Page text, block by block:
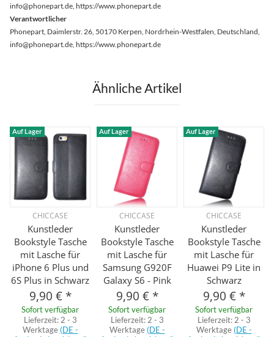
info@phonepart.de, https://www.phonepart.de
Verantwortlicher
Phonepart, Daimlerstr. 26, 50170 Kerpen, Nordrhein-Westfalen, Deutschland,
info@phonepart.de, https://www.phonepart.de
Ähnliche Artikel
Auf Lager
CHICCASE
Kunstleder
Bookstyle Tasche
mit Lasche für
iPhone 6 Plus und
6S Plus in Schwarz
9,90 € *
Sofort verfügbar
Lieferzeit: 2 - 3
Werktage (DE -
Auf Lager
CHICCASE
Kunstleder
Bookstyle Tasche
mit Lasche für
Samsung G920F
Galaxy S6 - Pink
9,90 € *
Sofort verfügbar
Lieferzeit: 2 - 3
Werktage (DE -
Auf Lager
CHICCASE
Kunstleder
Bookstyle Tasche
mit Lasche für
Huawei P9 Lite in
Schwarz
9,90 € *
Sofort verfügbar
Lieferzeit: 2 - 3
Werktage (DE -